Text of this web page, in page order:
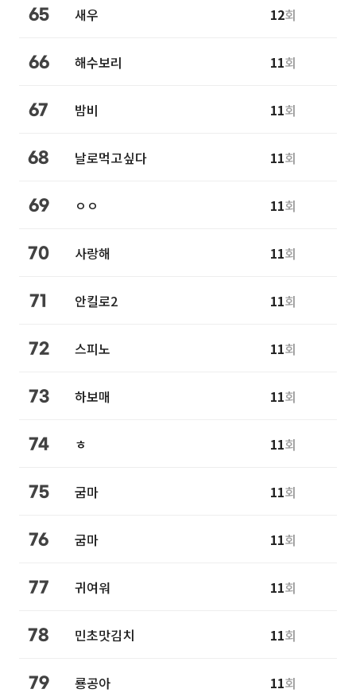
65 새우 12회
66 해수보리 11회
67 밤비 11회
68 날로먹고싶다 11회
69 ㅇㅇ 11회
70 사랑해 11회
71 안킬로2 11회
72 스피노 11회
73 하보매 11회
74 ㅎ 11회
75 굼마 11회
76 굼마 11회
77 귀여워 11회
78 민초맛김치 11회
79 룡공아 11회